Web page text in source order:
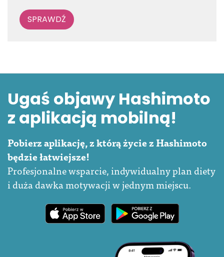
SPRAWDŹ
Ugaś objawy Hashimoto
z aplikacją mobilną!
Pobierz aplikację, z którą życie z Hashimoto
będzie łatwiejsze!
Profesjonalne wsparcie, indywidualny plan diety
i duża dawka motywacji w jednym miejscu.